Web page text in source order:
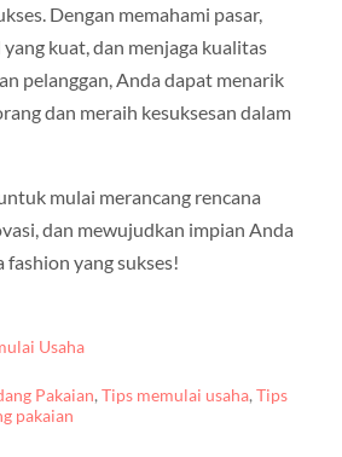
Dengan memahami pasar,
kuat, dan menjaga kualitas
pelanggan, Anda dapat menarik
dan meraih kesuksesan dalam
mulai merancang rencana
dan mewujudkan impian Anda
fashion yang sukses!
Usaha
Pakaian,Tips memulai usaha,Tips
pakaian